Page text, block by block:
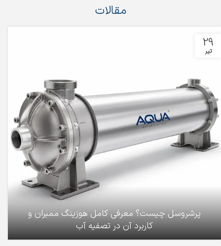
مقالات
29
تیر
پرشروسل چیست؟ معرفی کامل هوزینگ ممبران و
کاربرد آن در تصفیه آب